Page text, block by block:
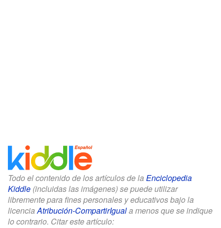
Todo el contenido de los artículos de la Enciclopedia
Kiddle (incluidas las imágenes) se puede utilizar
libremente para fines personales y educativos bajo la
licenciaAtribución-CompartirIguala menos que se indique
lo contrario. Citar este artículo: